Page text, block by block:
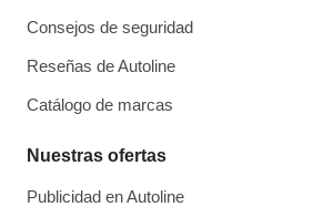
Consejos de seguridad
Reseñas de Autoline
Catálogo de marcas
Nuestras ofertas
Publicidad en Autoline